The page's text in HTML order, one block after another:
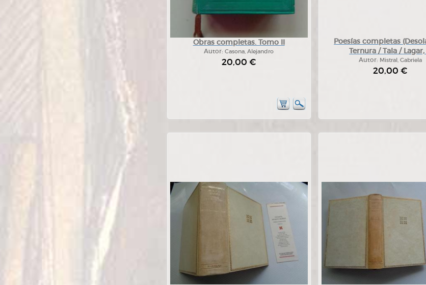
Obras completas. Tomo II
Autor:Casona, Alejandro
20,00 €
Poesías completas
Ternura / Tala / Lagar,
Autor: Mistral, Gabriela
20,00 €